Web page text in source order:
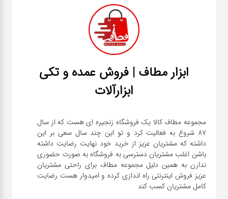
ابزار مطاف | فروش عمده و تکی
ابزارآلات
مجموعه مطاف کالا یک فروشگاه زنجیره ای هست که از سال
۸۷ شروع به فعالیت کرد و تو این چند سال سعی بر این
داشته که مشتریان عزیز از خرید خود نهایت رضایت داشته
باشن اغلب مشتریان دسترسی به فروشگاه به صورت حضوری
ندارن به همین دلیل مجموعه مطاف برای راحتی مشتریان
عزیز فروش اینترنتی راه اندازی کرده و امیدوار هست رضایت
کامل مشتریان کسب کند